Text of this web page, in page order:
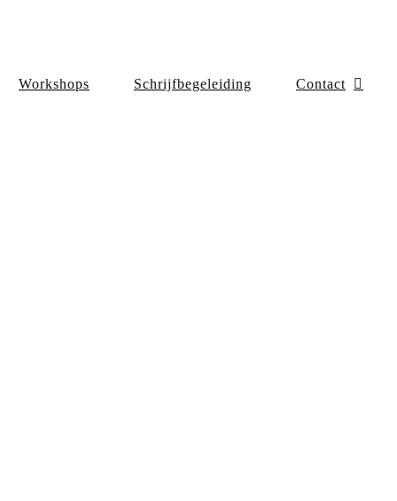
Workshops Schrijfbegeleiding Contact